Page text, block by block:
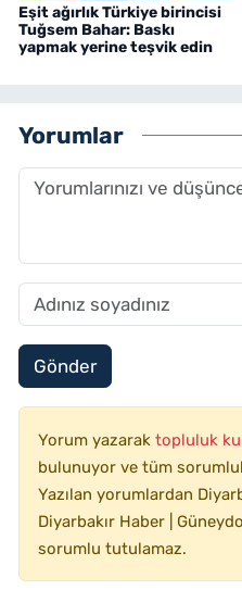
Eşit ağırlık Türkiye birincisi
Tuğsem Bahar: Baskı
yapmak yerine teşvik edin
Yorumlar
Gönder
Yorum yazarak topluluk
bulunuyor ve tüm
Yazılan yorumlardan
Diyarbakır Haber |
sorumlu tutulamaz.